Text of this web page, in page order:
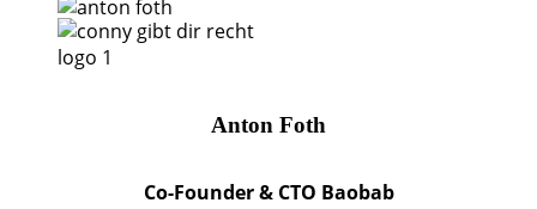
Anton Foth
Co-Founder & CTO Baobab